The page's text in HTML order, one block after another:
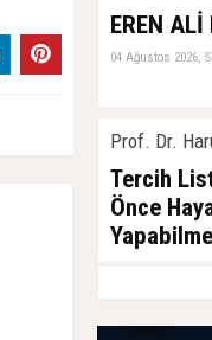
EREN ALİ
04 Ağustos 2026,
Prof. Dr.
Tercih
Önce